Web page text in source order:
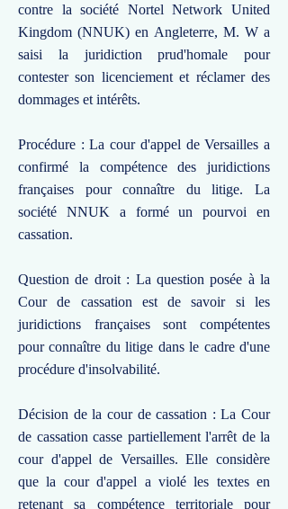
contre la société Nortel Network United
Kingdom (NNUK) en Angleterre, M. W a
saisi la juridiction prud'homale pour
contester son licenciement et réclamer des
dommages et intérêts.
Procédure : La cour d'appel de Versailles a
confirmé la compétence des juridictions
françaises pour connaître du litige. La
société NNUK a formé un pourvoi en
cassation.
Question de droit : La question posée à la
Cour de cassation est de savoir si les
juridictions françaises sont compétentes
pour connaître du litige dans le cadre d'une
procédure d'insolvabilité.
Décision de la cour de cassation : La Cour
de cassation casse partiellement l'arrêt de la
cour d'appel de Versailles. Elle considère
que la cour d'appel a violé les textes en
retenant sa compétence territoriale pour